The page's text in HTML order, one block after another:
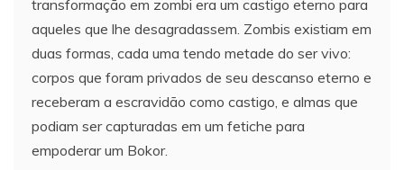
transformação em zombi era um castigo eterno para
aqueles que lhe desagradassem. Zombis existiam em
duas formas, cada uma tendo metade do ser vivo:
corpos que foram privados de seu descanso eterno e
receberam a escravidão como castigo, e almas que
podiam ser capturadas em um fetiche para
empoderar um Bokor.